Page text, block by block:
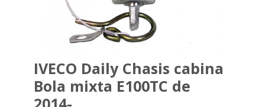
IVECO Daily Chasis cabina
Bola mixta E100TC de